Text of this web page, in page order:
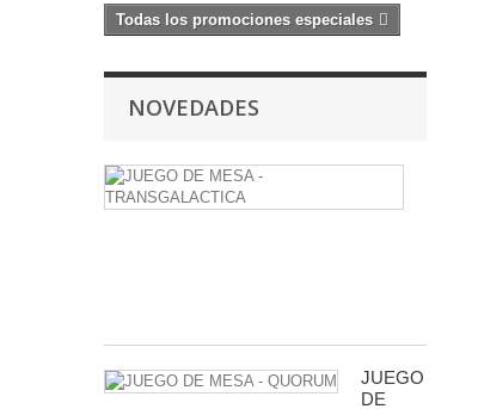
Todas los promociones especiales
NOVEDADES
JUEGO
DE